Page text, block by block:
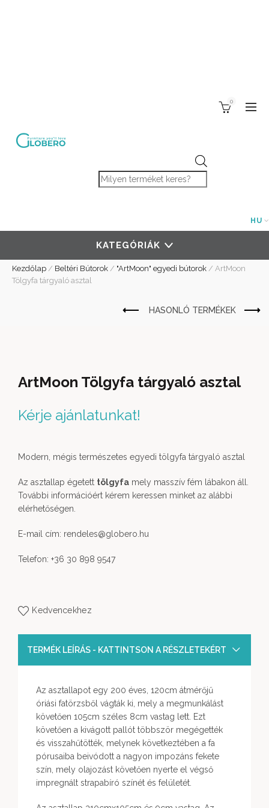
Products search
0
HU
KATEGÓRIÁK
Kezdőlap / Beltéri Bútorok / "ArtMoon" egyedi bútorok / ArtMoon
Tölgyfa tárgyaló asztal
ArtMoon Tölgyfa tárgyaló asztal
Kérje ajánlatunkat!
Modern, mégis természetes egyedi tölgyfa tárgyaló asztal
Az asztallap égetett tölgyfa mely masszív fém lábakon áll.
További információért kérem keressen minket az alábbi
elérhetőségen.
E-mail cím: rendeles@globero.hu
Telefon: +36 30 898 9547
Kedvencekhez
TERMÉK LEÍRÁS - KATTINTSON A RÉSZLETEKÉRT
Az asztallapot egy 200 éves, 120cm átmérőjű
óriási fatörzsből vágták ki, mely a megmunkálást
követően 105cm széles 8cm vastag lett. Ezt
követően a kivágott pallót többször megégették
és visszahűtötték, melynek következtében a fa
pórusaiba beivódott a nagyon impozáns fekete
szín, mely olajozást követően nyerte el végső
impregnált strapabíró színét és felületét.